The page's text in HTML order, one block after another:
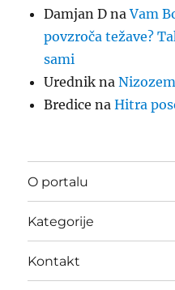
Damjan D naVam
povzroča težave?
sami
Urednik na
Bredice naHitra
O portalu
Kategorije
Kontakt